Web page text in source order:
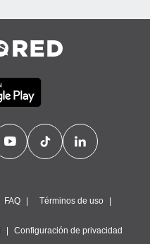
FAQ Términos de uso
Configuración de privacidad